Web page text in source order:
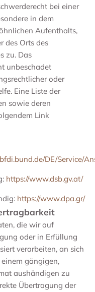
bei einer
in dem
Aufenthalts,
des Orts des
zu. Das
unbeschadet
oder
Eine Liste der
sowie deren
Link
DE/Service/
https://www.dsb.gv.at/
https://www.dpa.gr/
die wir auf
oder in Erfüllung
verarbeiten, an sich
gängigen,
aushändigen zu
Übertragung der